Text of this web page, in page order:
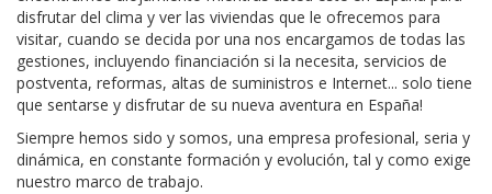
disfrutar del clima y ver las viviendas que le ofrecemos para
visitar, cuando se decida por una nos encargamos de todas las
gestiones, incluyendo financiación si la necesita, servicios de
postventa, reformas, altas de suministros e Internet... solo tiene
que sentarse y disfrutar de su nueva aventura en España!
Siempre hemos sido y somos, una empresa profesional, seria y
dinámica, en constante formación y evolución, tal y como exige
nuestro marco de trabajo.